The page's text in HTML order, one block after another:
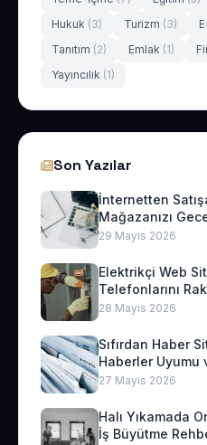
Hukuk (3) Turizm (3)
Tanıtım (2) Emlak (1)
Yayıncılık (1)
Son Yazılar
İnternetten
Mağazanızı
29 Mayıs 2026
Elektrikçi Web
Telefonlarını
28 Mayıs 2026
Sıfırdan Haber
Haberler Uyumu
27 Mayıs 2026
Halı Yıkamada
İş Büyütme